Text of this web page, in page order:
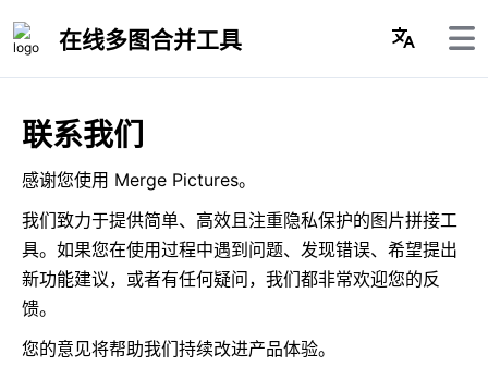
在线多图合并工具
联系我们
感谢您使用 Merge Pictures。
我们致力于提供简单、高效且注重隐私保护的图片拼接工
具。如果您在使用过程中遇到问题、发现错误、希望提出
新功能建议，或者有任何疑问，我们都非常欢迎您的反
馈。
您的意见将帮助我们持续改进产品体验。